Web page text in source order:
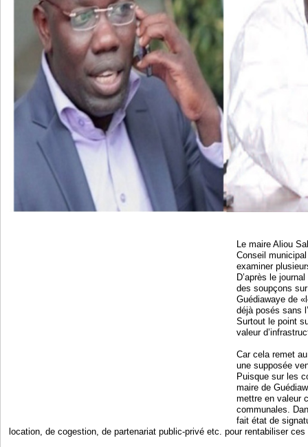
Le maire Aliou
Conseil
examiner
D’après le
des soupçons
Guédiawaye de
déjà posés sans
Surtout le point
valeur
Car cela remet
une supposée
Puisque sur les
maire de
mettre en valeur
communales.
fait état de
location, de cogestion, de partenariat public-privé etc. pour rentabiliser